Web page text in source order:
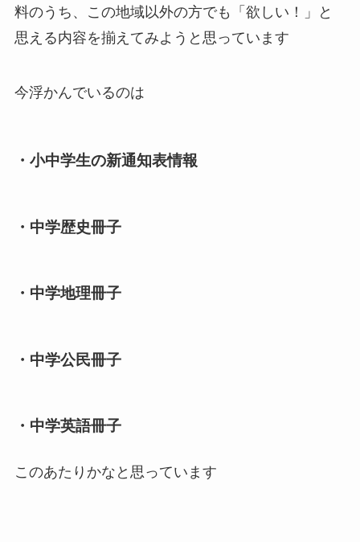
料のうち、この地域以外の方でも「欲しい！」と
思える内容を揃えてみようと思っています
今浮かんでいるのは
・小中学生の新通知表情報
・中学歴史冊子
・中学地理冊子
・中学公民冊子
・中学英語冊子
このあたりかなと思っています